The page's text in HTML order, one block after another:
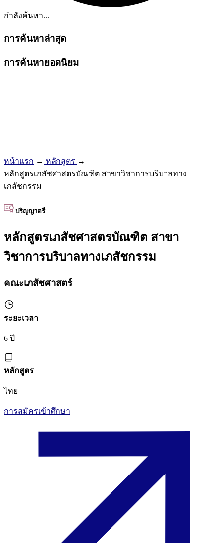
กำลังค้นหา...
การค้นหาล่าสุด
การค้นหายอดนิยม
หน้าแรก → หลักสูตร →
หลักสูตรเภสัชศาสตรบัณฑิต สาขาวิชาการบริบาลทาง
เภสัชกรรม
ปริญญาตรี
หลักสูตรเภสัชศาสตรบัณฑิต สาขา
วิชาการบริบาลทางเภสัชกรรม
คณะเภสัชศาสตร์
ระยะเวลา
6 ปี
หลักสูตร
ไทย
การสมัครเข้าศึกษา